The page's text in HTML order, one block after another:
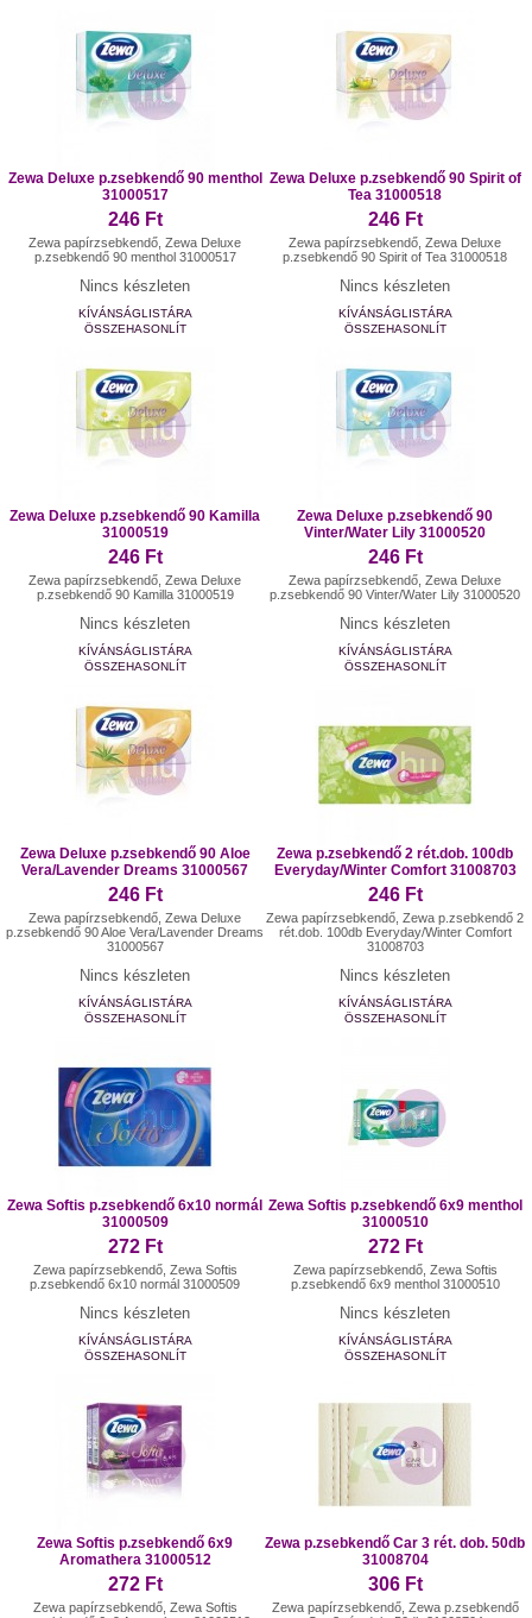
Zewa Deluxe p.zsebkendő 90 menthol
31000517
246 Ft
Zewa papírzsebkendő, Zewa Deluxe
p.zsebkendő 90 menthol 31000517
Nincs készleten
KÍVÁNSÁGLISTÁRA
ÖSSZEHASONLÍT
Zewa Deluxe p.zsebkendő 90 Spirit of
Tea 31000518
246 Ft
Zewa papírzsebkendő, Zewa Deluxe
p.zsebkendő 90 Spirit of Tea 31000518
Nincs készleten
KÍVÁNSÁGLISTÁRA
ÖSSZEHASONLÍT
Zewa Deluxe p.zsebkendő 90 Kamilla
31000519
246 Ft
Zewa papírzsebkendő, Zewa Deluxe
p.zsebkendő 90 Kamilla 31000519
Nincs készleten
KÍVÁNSÁGLISTÁRA
ÖSSZEHASONLÍT
Zewa Deluxe p.zsebkendő 90
Vinter/Water Lily 31000520
246 Ft
Zewa papírzsebkendő, Zewa Deluxe
p.zsebkendő 90 Vinter/Water Lily 31000520
Nincs készleten
KÍVÁNSÁGLISTÁRA
ÖSSZEHASONLÍT
Zewa Deluxe p.zsebkendő 90 Aloe
Vera/Lavender Dreams 31000567
246 Ft
Zewa papírzsebkendő, Zewa Deluxe
p.zsebkendő 90 Aloe Vera/Lavender Dreams
31000567
Nincs készleten
KÍVÁNSÁGLISTÁRA
ÖSSZEHASONLÍT
Zewa p.zsebkendő 2 rét.dob. 100db
Everyday/Winter Comfort 31008703
246 Ft
Zewa papírzsebkendő, Zewa p.zsebkendő 2
rét.dob. 100db Everyday/Winter Comfort
31008703
Nincs készleten
KÍVÁNSÁGLISTÁRA
ÖSSZEHASONLÍT
Zewa Softis p.zsebkendő 6x10 normál
31000509
272 Ft
Zewa papírzsebkendő, Zewa Softis
p.zsebkendő 6x10 normál 31000509
Nincs készleten
KÍVÁNSÁGLISTÁRA
ÖSSZEHASONLÍT
Zewa Softis p.zsebkendő 6x9 menthol
31000510
272 Ft
Zewa papírzsebkendő, Zewa Softis
p.zsebkendő 6x9 menthol 31000510
Nincs készleten
KÍVÁNSÁGLISTÁRA
ÖSSZEHASONLÍT
Zewa Softis p.zsebkendő 6x9
Aromathera 31000512
272 Ft
Zewa papírzsebkendő, Zewa Softis
Zewa p.zsebkendő Car 3 rét. dob. 50db
31008704
306 Ft
Zewa papírzsebkendő, Zewa p.zsebkendő